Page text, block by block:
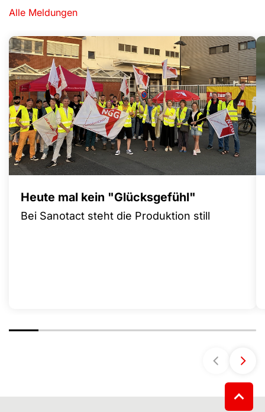
Alle Meldungen
Heute mal kein "Glücksgefühl"
Bei Sanotact steht die Produktion still